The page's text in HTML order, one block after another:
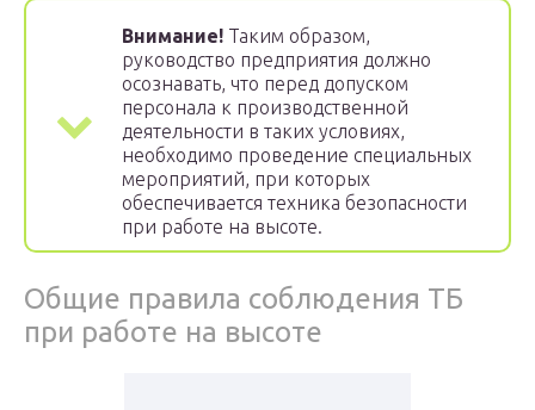
Внимание! Таким образом,
руководство предприятия должно
осознавать, что перед допуском
персонала к производственной
деятельности в таких условиях,
необходимо проведение специальных
мероприятий, при которых
обеспечивается техника безопасности
при работе на высоте.
Общие правила соблюдения ТБ
при работе на высоте